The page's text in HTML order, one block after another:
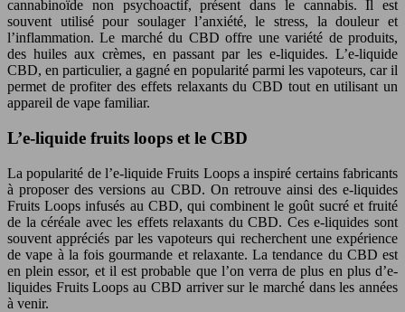
cannabinoïde non psychoactif, présent dans le cannabis. Il est
souvent utilisé pour soulager l’anxiété, le stress, la douleur et
l’inflammation. Le marché du CBD offre une variété de produits,
des huiles aux crèmes, en passant par les e-liquides. L’e-liquide
CBD, en particulier, a gagné en popularité parmi les vapoteurs, car il
permet de profiter des effets relaxants du CBD tout en utilisant un
appareil de vape familiar.
L’e-liquide fruits loops et le CBD
La popularité de l’e-liquide Fruits Loops a inspiré certains fabricants
à proposer des versions au CBD. On retrouve ainsi des e-liquides
Fruits Loops infusés au CBD, qui combinent le goût sucré et fruité
de la céréale avec les effets relaxants du CBD. Ces e-liquides sont
souvent appréciés par les vapoteurs qui recherchent une expérience
de vape à la fois gourmande et relaxante. La tendance du CBD est
en plein essor, et il est probable que l’on verra de plus en plus d’e-
liquides Fruits Loops au CBD arriver sur le marché dans les années
à venir.